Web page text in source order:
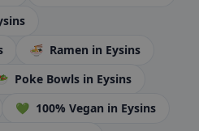
🍜 Ramen in Eysins
Poke Bowls in Eysins
💚 100% Vegan in Eysins